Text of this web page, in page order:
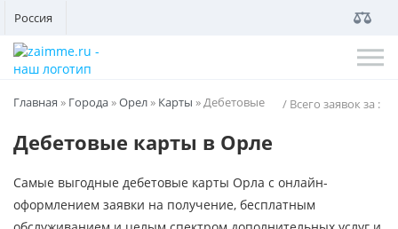
Россия
Главная » Города»Орел» Карты » Дебетовые / Всего заявок за :
Дебетовые карты в Орле
Самые выгодные дебетовые карты Орла с онлайн-
оформлением заявки на получение, бесплатным